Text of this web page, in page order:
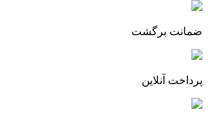
ضمانت برگشت
پرداخت آنلاین